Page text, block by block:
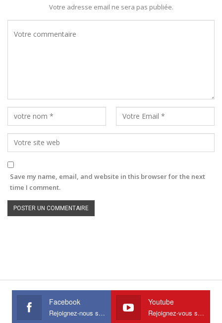
Votre adresse email ne sera pas publiée.
Save my name, email, and website in this browser for the next
time I comment.
Facebook
Rejoignez-nous sur Facebook
Youtube
Rejoignez-vous sur Youtube